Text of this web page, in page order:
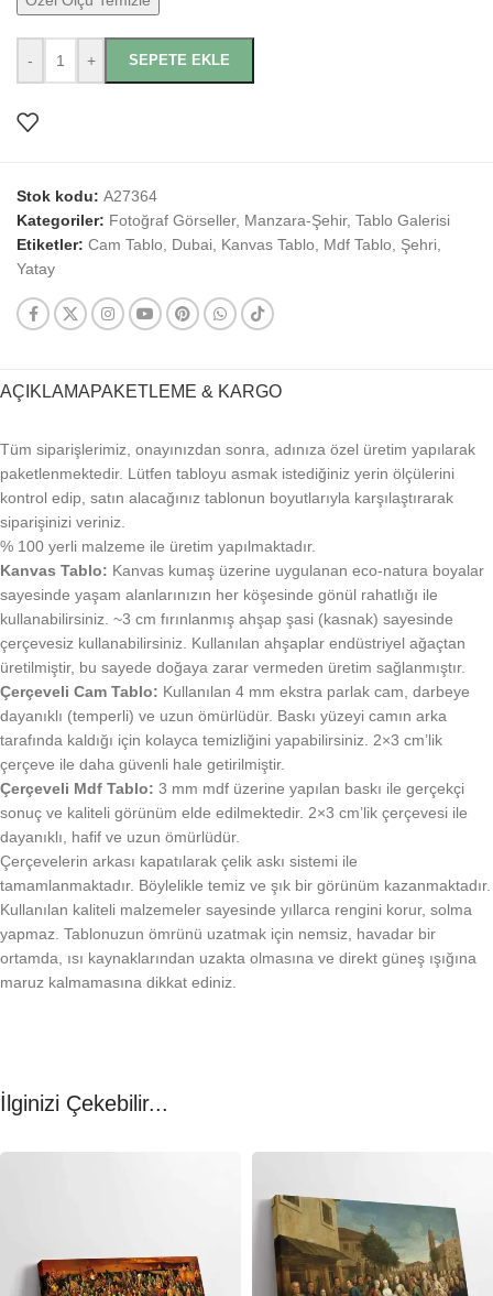
- + SEPETE EKLE
Stok kodu: A27364
Kategoriler: Fotoğraf Görseller, Manzara-Şehir, Tablo Galerisi
Etiketler: Cam Tablo, Dubai, Kanvas Tablo, Mdf Tablo, Şehri,
Yatay
AÇIKLAMAPAKETLEME & KARGO
Tüm siparişlerimiz, onayınızdan sonra, adınıza özel üretim yapılarak
paketlenmektedir. Lütfen tabloyu asmak istediğiniz yerin ölçülerini
kontrol edip, satın alacağınız tablonun boyutlarıyla karşılaştırarak
siparişinizi veriniz.
% 100 yerli malzeme ile üretim yapılmaktadır.
Kanvas Tablo: Kanvas kumaş üzerine uygulanan eco-natura boyalar
sayesinde yaşam alanlarınızın her köşesinde gönül rahatlığı ile
kullanabilirsiniz. ~3 cm fırınlanmış ahşap şasi (kasnak) sayesinde
çerçevesiz kullanabilirsiniz. Kullanılan ahşaplar endüstriyel ağaçtan
üretilmiştir, bu sayede doğaya zarar vermeden üretim sağlanmıştır.
Çerçeveli Cam Tablo: Kullanılan 4 mm ekstra parlak cam, darbeye
dayanıklı (temperli) ve uzun ömürlüdür. Baskı yüzeyi camın arka
tarafında kaldığı için kolayca temizliğini yapabilirsiniz. 2×3 cm’lik
çerçeve ile daha güvenli hale getirilmiştir.
Çerçeveli Mdf Tablo: 3 mm mdf üzerine yapılan baskı ile gerçekçi
sonuç ve kaliteli görünüm elde edilmektedir. 2×3 cm’lik çerçevesi ile
dayanıklı, hafif ve uzun ömürlüdür.
Çerçevelerin arkası kapatılarak çelik askı sistemi ile
tamamlanmaktadır. Böylelikle temiz ve şık bir görünüm kazanmaktadır.
Kullanılan kaliteli malzemeler sayesinde yıllarca rengini korur, solma
yapmaz. Tablonuzun ömrünü uzatmak için nemsiz, havadar bir
ortamda, ısı kaynaklarından uzakta olmasına ve direkt güneş ışığına
maruz kalmamasına dikkat ediniz.
İlginizi Çekebilir...